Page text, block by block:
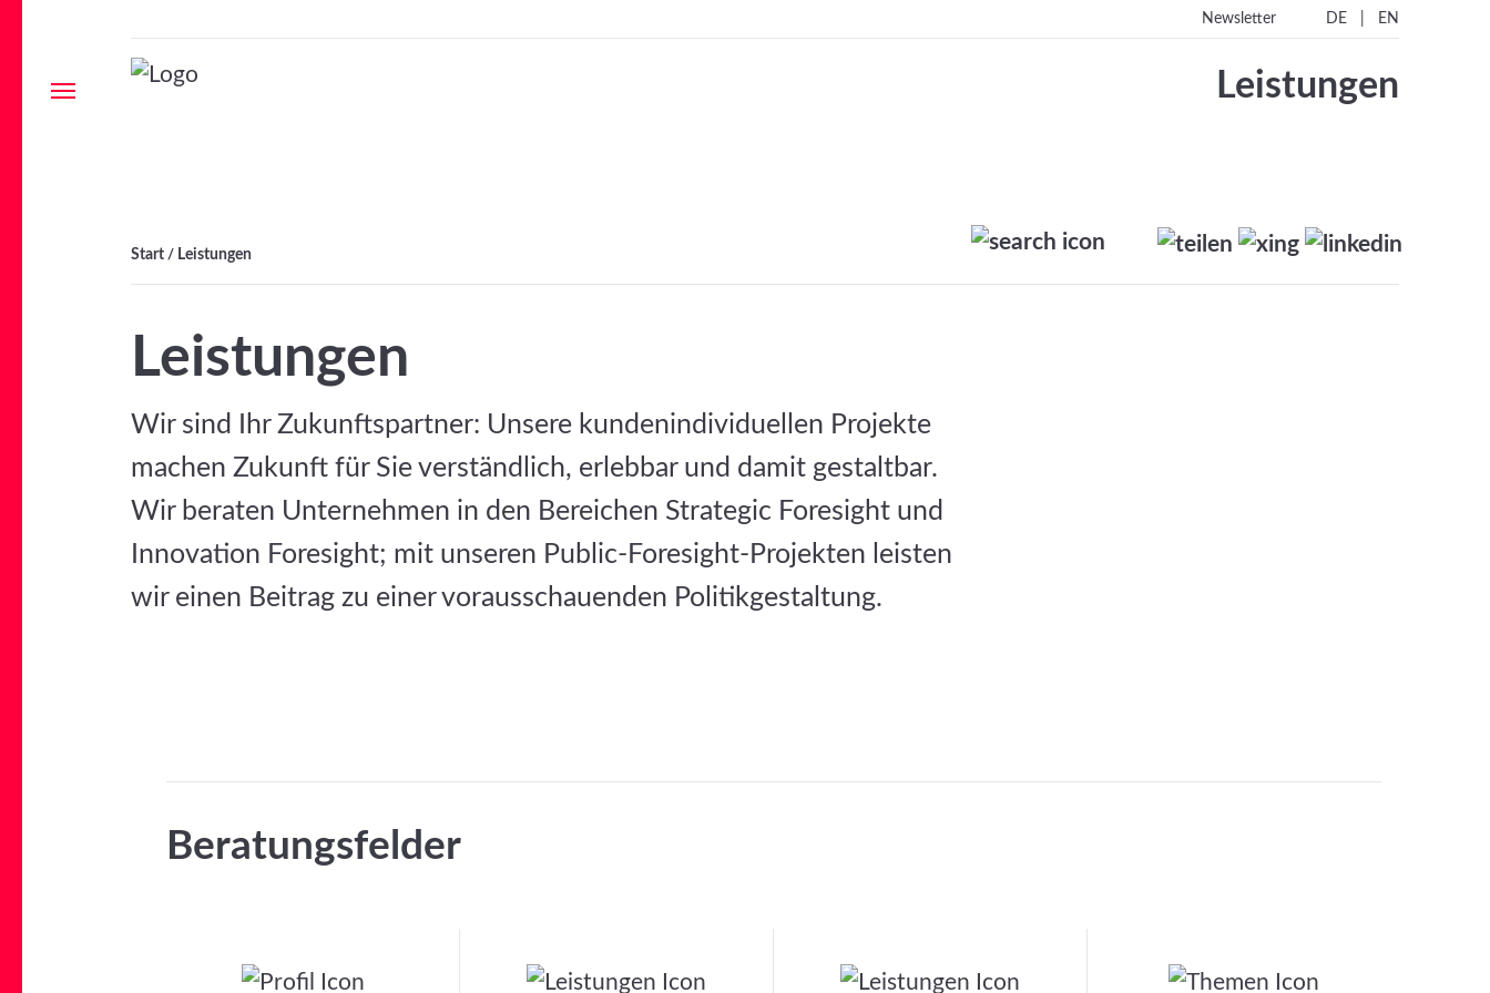
Menu
Newsletter DE| EN
Leistungen
Start / Leistungen
Leistungen
Wir sind Ihr Zukunftspartner: Unsere kundenindividuellen Projekte
machen Zukunft für Sie verständlich, erlebbar und damit gestaltbar.
Wir beraten Unternehmen in den Bereichen Strategic Foresight und
Innovation Foresight; mit unseren Public-Foresight-Projekten leisten
wir einen Beitrag zu einer vorausschauenden Politikgestaltung.
Beratungsfelder